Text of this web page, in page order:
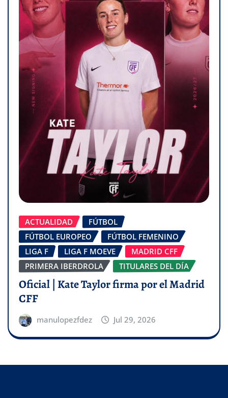
ACTUALIDAD
FÚTBOL
FÚTBOL EUROPEO
FÚTBOL FEMENINO
LIGA F
LIGA F MOEVE
MADRID CFF
PRIMERA IBERDROLA
TITULARES DEL DÍA
Oficial | Kate Taylor firma por el Madrid
CFF
manulopezfdez Jul 29, 2026